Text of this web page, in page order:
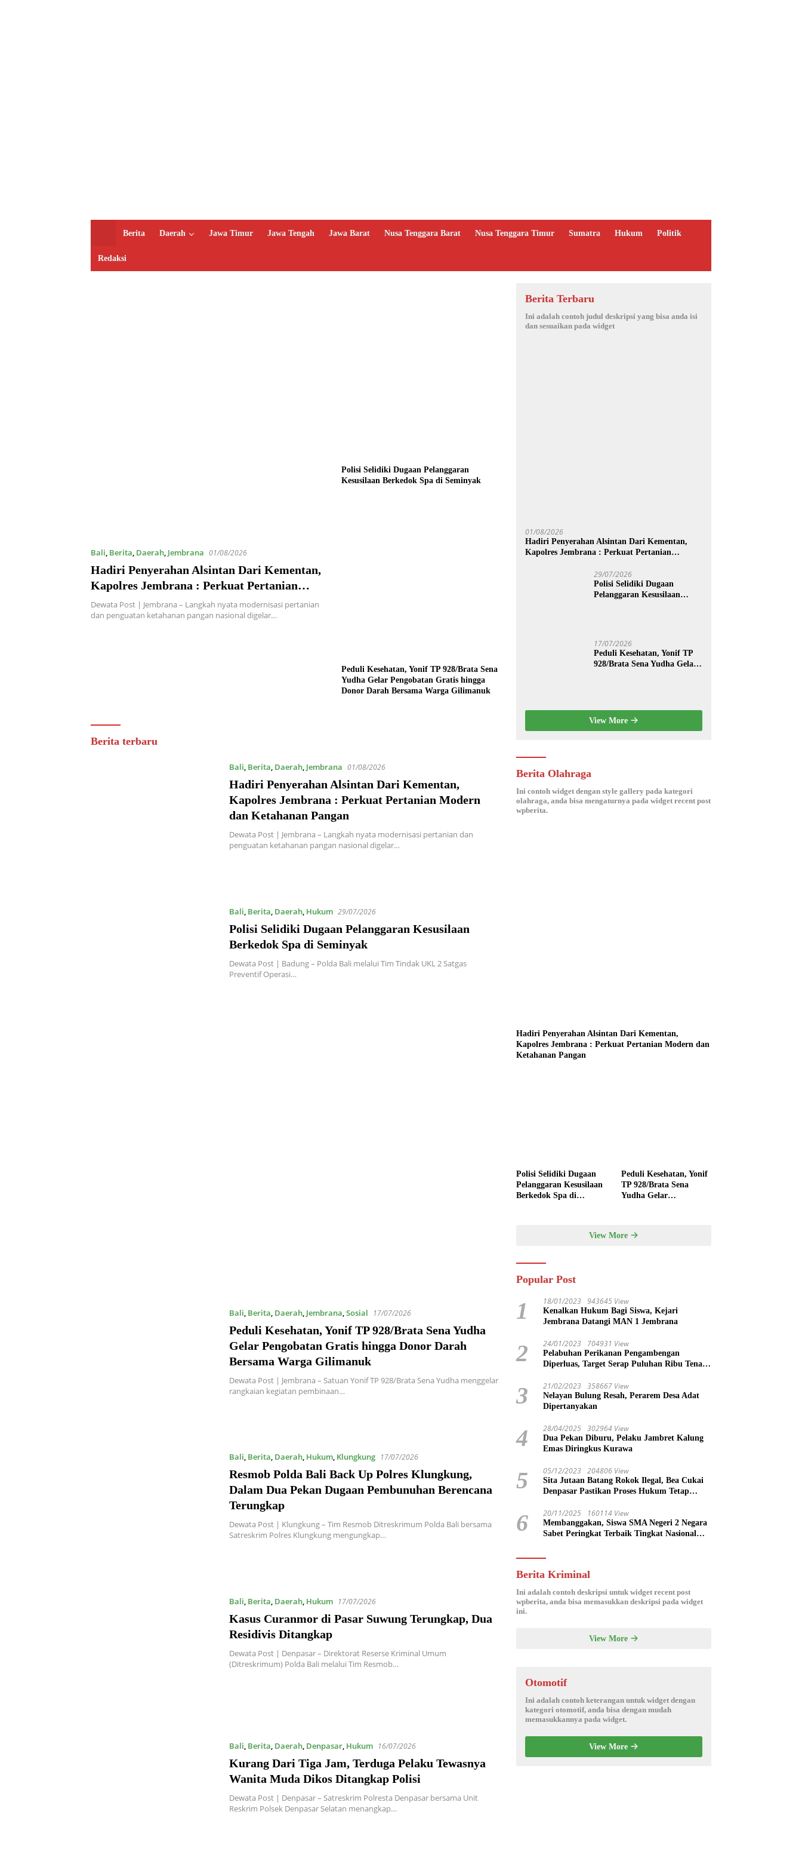
m
e
Berita Daerah Jawa Timur Jawa Tengah Jawa Barat Nusa Tenggara Barat Nusa Tenggara Timur Sumatra Hukum Politik
Redaksi
Bali, Berita, Daerah, Jembrana 01/08/2026
Hadiri Penyerahan Alsintan Dari Kementan,
Kapolres Jembrana : Perkuat Pertanian
Modern dan Ketahanan Pangan
Dewata Post | Jembrana – Langkah nyata modernisasi pertanian
dan penguatan ketahanan pangan nasional digelar…
Polisi Selidiki Dugaan Pelanggaran
Kesusilaan Berkedok Spa di Seminyak
Peduli Kesehatan, Yonif TP 928/Brata Sena
Yudha Gelar Pengobatan Gratis hingga
Donor Darah Bersama Warga Gilimanuk
Dewata
Berita terbaru
Bali, Berita, Daerah, Jembrana 01/08/2026
Hadiri Penyerahan Alsintan Dari Kementan,
Kapolres Jembrana : Perkuat Pertanian Modern
dan Ketahanan Pangan
Dewata Post | Jembrana – Langkah nyata modernisasi pertanian dan
penguatan ketahanan pangan nasional digelar…
Bali, Berita, Daerah, Hukum 29/07/2026
Polisi Selidiki Dugaan Pelanggaran Kesusilaan
Berkedok Spa di Seminyak
Dewata Post | Badung – Polda Bali melalui Tim Tindak UKL 2 Satgas
Preventif Operasi…
Bali, Berita, Daerah, Jembrana,Sosial 17/07/2026
Peduli Kesehatan, Yonif TP 928/Brata Sena Yudha
Gelar Pengobatan Gratis hingga Donor Darah
Bersama Warga Gilimanuk
Dewata Post | Jembrana – Satuan Yonif TP 928/Brata Sena Yudha menggelar
rangkaian kegiatan pembinaan…
Bali, Berita, Daerah, Hukum, Klungkung 17/07/2026
Resmob Polda Bali Back Up Polres Klungkung,
Dalam Dua Pekan Dugaan Pembunuhan Berencana
Terungkap
Dewata Post | Klungkung – Tim Resmob Ditreskrimum Polda Bali bersama
Satreskrim Polres Klungkung mengungkap…
Bali, Berita, Daerah, Hukum 17/07/2026
Kasus Curanmor di Pasar Suwung Terungkap, Dua
Residivis Ditangkap
Dewata Post | Denpasar – Direktorat Reserse Kriminal Umum
(Ditreskrimum) Polda Bali melalui Tim Resmob…
Bali, Berita, Daerah, Denpasar, Hukum 16/07/2026
Kurang Dari Tiga Jam, Terduga Pelaku Tewasnya
Wanita Muda Dikos Ditangkap Polisi
Dewata Post | Denpasar – Satreskrim Polresta Denpasar bersama Unit
Reskrim Polsek Denpasar Selatan menangkap…
Berita Terbaru
Ini adalah contoh judul deskripsi yang bisa anda isi
dan sesuaikan pada widget
01/08/2026
Hadiri Penyerahan Alsintan Dari Kementan,
Kapolres Jembrana : Perkuat Pertanian
29/07/2026
Polisi Selidiki Dugaan
Pelanggaran Kesusilaan
17/07/2026
Peduli Kesehatan, Yonif TP
928/Brata Sena Yudha Gelar
View More
Berita Olahraga
Ini contoh widget dengan style gallery pada kategori
olahraga, anda bisa mengaturnya pada widget recent post
wpberita.
Hadiri Penyerahan Alsintan Dari Kementan,
Kapolres Jembrana : Perkuat Pertanian Modern dan
Ketahanan Pangan
Polisi Selidiki Dugaan
Pelanggaran Kesusilaan
Berkedok Spa di
Peduli Kesehatan, Yonif
TP 928/Brata Sena
Yudha Gelar
Gilimanuk
View More
Popular Post
1 18/01/2023 943645 View
Kenalkan Hukum Bagi Siswa, Kejari
Jembrana Datangi MAN 1 Jembrana
2 24/01/2023 704931 View
Pelabuhan Perikanan Pengambengan
Diperluas, Target Serap Puluhan Ribu Tenaga
3 21/02/2023 358667 View
Nelayan Bulung Resah, Perarem Desa Adat
Dipertanyakan
4 28/04/2025 302964 View
Dua Pekan Diburu, Pelaku Jambret Kalung
Emas Diringkus Kurawa
5 05/12/2023 204806 View
Sita Jutaan Batang Rokok Ilegal, Bea Cukai
Denpasar Pastikan Proses Hukum Tetap
6 20/11/2025 160114 View
Membanggakan, Siswa SMA Negeri 2 Negara
Sabet Peringkat Terbaik Tingkat Nasional
Berita Kriminal
Ini adalah contoh deskripsi untuk widget recent post
wpberita, anda bisa memasukkan deskripsi pada widget
ini.
View More
Otomotif
Ini adalah contoh keterangan untuk widget dengan
kategori otomotif, anda bisa dengan mudah
memasukkannya pada widget.
View More